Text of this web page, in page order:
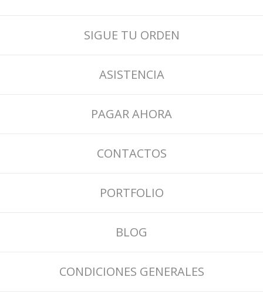
SIGUE TU ORDEN
ASISTENCIA
PAGAR AHORA
CONTACTOS
PORTFOLIO
BLOG
CONDICIONES GENERALES